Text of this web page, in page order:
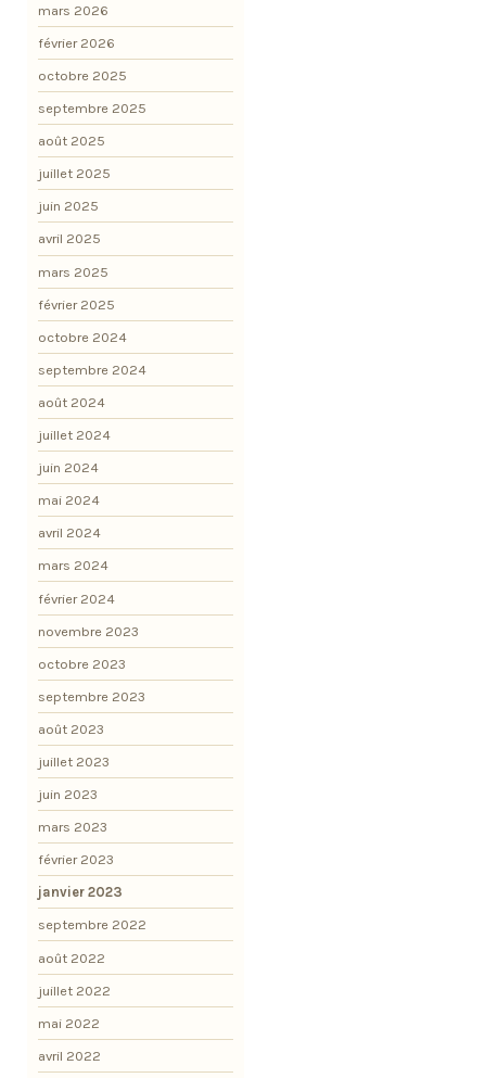
mars 2026
février 2026
octobre 2025
septembre 2025
août 2025
juillet 2025
juin 2025
avril 2025
mars 2025
février 2025
octobre 2024
septembre 2024
août 2024
juillet 2024
juin 2024
mai 2024
avril 2024
mars 2024
février 2024
novembre 2023
octobre 2023
septembre 2023
août 2023
juillet 2023
juin 2023
mars 2023
février 2023
janvier 2023
septembre 2022
août 2022
juillet 2022
mai 2022
avril 2022